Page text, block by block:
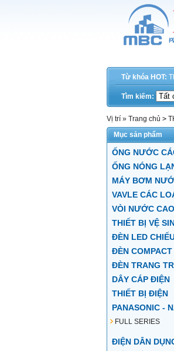
Từ khóa HOT:
Tìm kiếm:
Vị trí » Trang chủ >
Mục sản phẩm
ỐNG NƯỚC
ỐNG NÓNG
MÁY BƠM
VAVLE CÁC
VÒI NƯỚC
THIẾT BỊ VỆ
ĐÈN LED
ĐÈN
ĐÈN TRANG
DÂY CÁP ĐIỆN
THIẾT BỊ ĐIỆN
PANASONIC -
FULL SERIES
ĐIỆN DÂN